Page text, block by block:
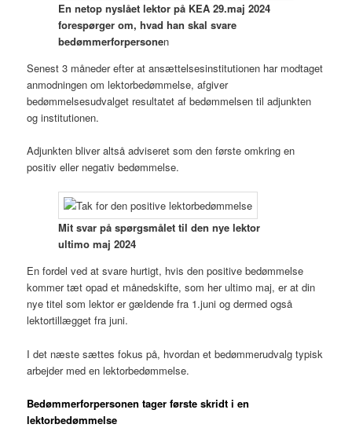
En netop nyslået lektor på KEA 29.maj 2024
forespørger om, hvad han skal svare
bedømmerforpersonen
Senest 3 måneder efter at ansættelsesinstitutionen har modtaget
anmodningen om lektorbedømmelse, afgiver
bedømmelsesudvalget resultatet af bedømmelsen til adjunkten
og institutionen.
Adjunkten bliver altså adviseret som den første omkring en
positiv eller negativ bedømmelse.
Mit svar på spørgsmålet til den nye lektor
ultimo maj 2024
En fordel ved at svare hurtigt, hvis den positive bedømmelse
kommer tæt opad et månedskifte, som her ultimo maj, er at din
nye titel som lektor er gældende fra 1.juni og dermed også
lektortillægget fra juni.
I det næste sættes fokus på, hvordan et bedømmerudvalg typisk
arbejder med en lektorbedømmelse.
Bedømmerforpersonen tager første skridt i en
lektorbedømmelse